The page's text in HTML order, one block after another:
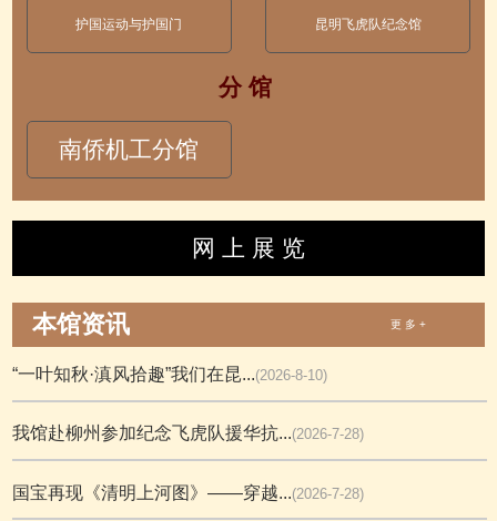
护国运动与护国门 昆明飞虎队纪念馆
分 馆
南侨机工分馆
网 上 展 览
本馆资讯 更 多 +
“一叶知秋·滇风拾趣”我们在昆...(2026-8-10)
我馆赴柳州参加纪念飞虎队援华抗...(2026-7-28)
国宝再现《清明上河图》——穿越...(2026-7-28)